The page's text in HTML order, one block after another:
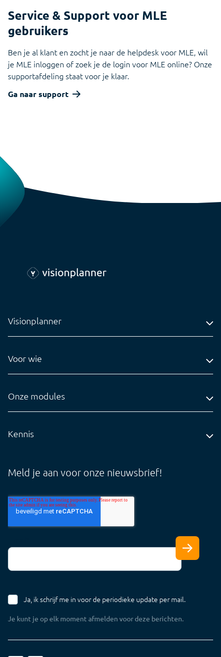
Service & Support voor MLE
gebruikers
Ben je al klant en zocht je naar de helpdesk voor MLE, wil
je MLE inloggen of zoek je de login voor MLE online? Onze
supportafdeling staat voor je klaar.
Ga naar support
Meld je aan voor onze nieuwsbrief!
Ja, ik schrijf me in voor de periodieke update per mail.
Je kunt je op elk moment afmelden voor deze berichten.
Visionplanner
Contact
info@visionplanner.com
Voor wie
Accountantskantoren
Administratiekantoren
Ondernemingen
Onze modules
Compilation
Insights
Core
Kennis
Whitepapers
Support Offline